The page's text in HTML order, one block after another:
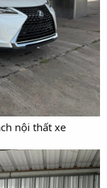
nội thất xe